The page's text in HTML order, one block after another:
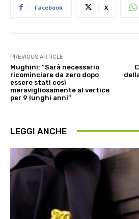
Facebook X
PREVIOUS ARTICLE
Mughini: “Sarà necessario
ricominciare da zero dopo
essere stati così
meravigliosamente al vertice
per 9 lunghi anni”
LEGGI ANCHE